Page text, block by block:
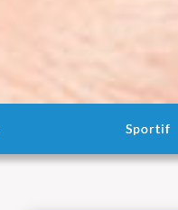
Sportif